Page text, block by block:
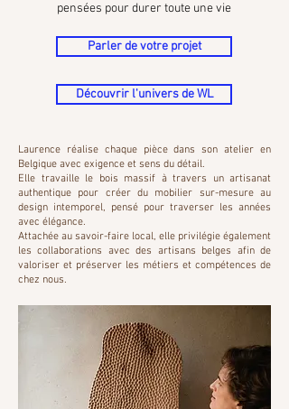
pensées pour durer toute une vie
Parler de votre projet
Découvrir l'univers de WL
Laurence réalise chaque pièce dans son atelier en
Belgique avec exigence et sens du détail.
Elle travaille le bois massif à travers un artisanat
authentique pour créer du mobilier sur-mesure au
design intemporel, pensé pour traverser les années
avec élégance.
Attachée au savoir-faire local, elle privilégie également
les collaborations avec des artisans belges afin de
valoriser et préserver les métiers et compétences de
chez nous.